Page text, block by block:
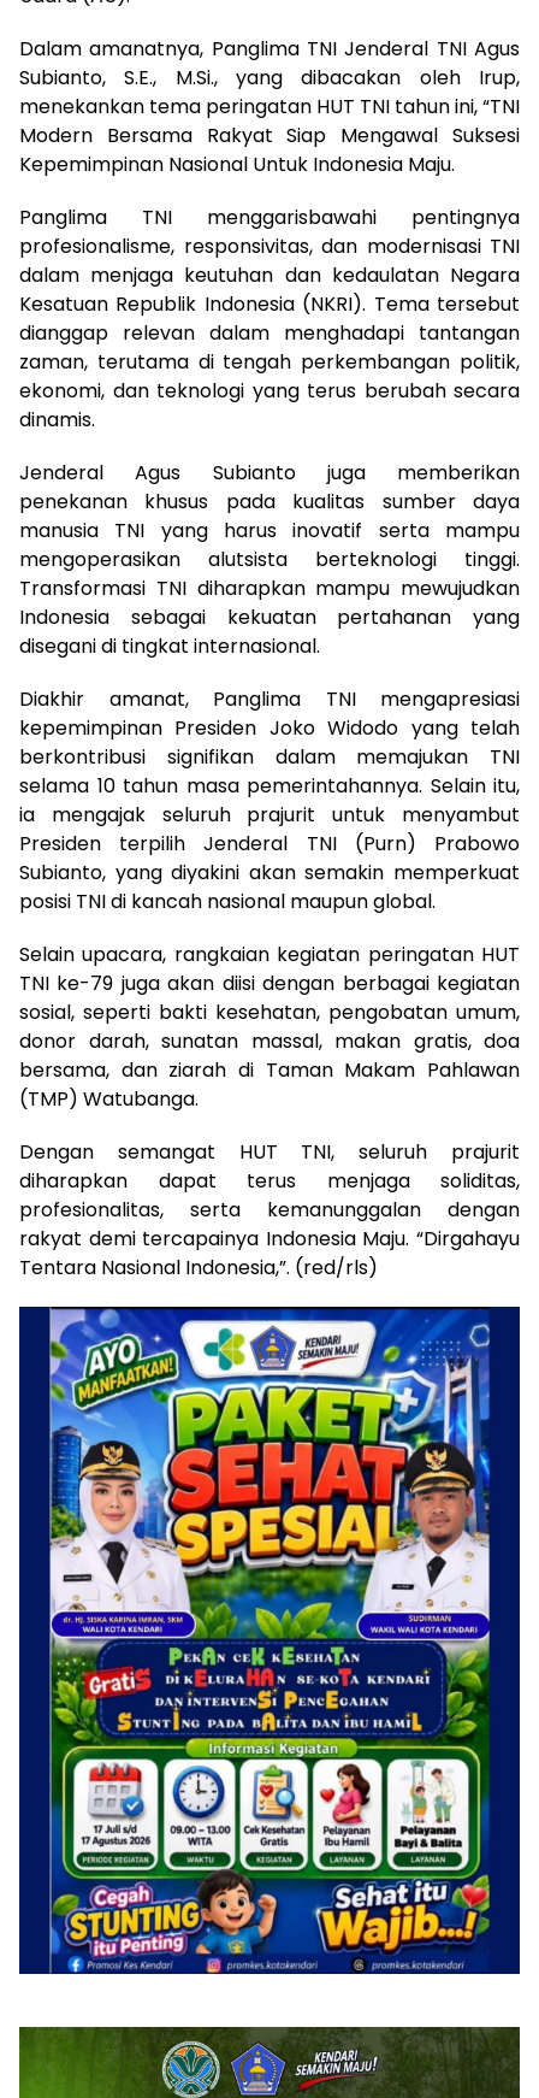
Dalam amanatnya, Panglima TNI Jenderal TNI Agus
Subianto, S.E., M.Si., yang dibacakan oleh Irup,
menekankan tema peringatan HUT TNI tahun ini, “TNI
Modern Bersama Rakyat Siap Mengawal Suksesi
Kepemimpinan Nasional Untuk Indonesia Maju.
Panglima TNI menggarisbawahi pentingnya
profesionalisme, responsivitas, dan modernisasi TNI
dalam menjaga keutuhan dan kedaulatan Negara
Kesatuan Republik Indonesia (NKRI). Tema tersebut
dianggap relevan dalam menghadapi tantangan
zaman, terutama di tengah perkembangan politik,
ekonomi, dan teknologi yang terus berubah secara
dinamis.
Jenderal Agus Subianto juga memberikan
penekanan khusus pada kualitas sumber daya
manusia TNI yang harus inovatif serta mampu
mengoperasikan alutsista berteknologi tinggi.
Transformasi TNI diharapkan mampu mewujudkan
Indonesia sebagai kekuatan pertahanan yang
disegani di tingkat internasional.
Diakhir amanat, Panglima TNI mengapresiasi
kepemimpinan Presiden Joko Widodo yang telah
berkontribusi signifikan dalam memajukan TNI
selama 10 tahun masa pemerintahannya. Selain itu,
ia mengajak seluruh prajurit untuk menyambut
Presiden terpilih Jenderal TNI (Purn) Prabowo
Subianto, yang diyakini akan semakin memperkuat
posisi TNI di kancah nasional maupun global.
Selain upacara, rangkaian kegiatan peringatan HUT
TNI ke-79 juga akan diisi dengan berbagai kegiatan
sosial, seperti bakti kesehatan, pengobatan umum,
donor darah, sunatan massal, makan gratis, doa
bersama, dan ziarah di Taman Makam Pahlawan
(TMP) Watubanga.
Dengan semangat HUT TNI, seluruh prajurit
diharapkan dapat terus menjaga soliditas,
profesionalitas, serta kemanunggalan dengan
rakyat demi tercapainya Indonesia Maju. “Dirgahayu
Tentara Nasional Indonesia,”. (red/rls)